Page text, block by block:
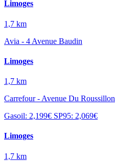
Limoges
1,7 km
Avia - 4 Avenue Baudin
Limoges
1,7 km
Carrefour - Avenue Du Roussillon
Gasoil: 2,199€ SP95: 2,069€
Limoges
1,7 km